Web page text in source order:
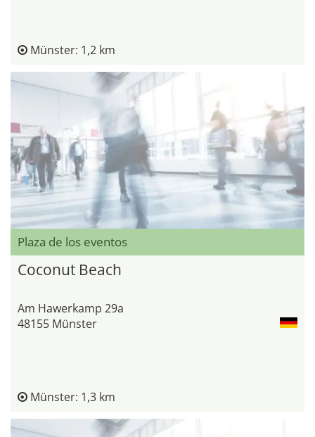
Münster: 1,2 km
Plaza de los eventos
Coconut Beach
Am Hawerkamp 29a
48155 Münster
Münster: 1,3 km